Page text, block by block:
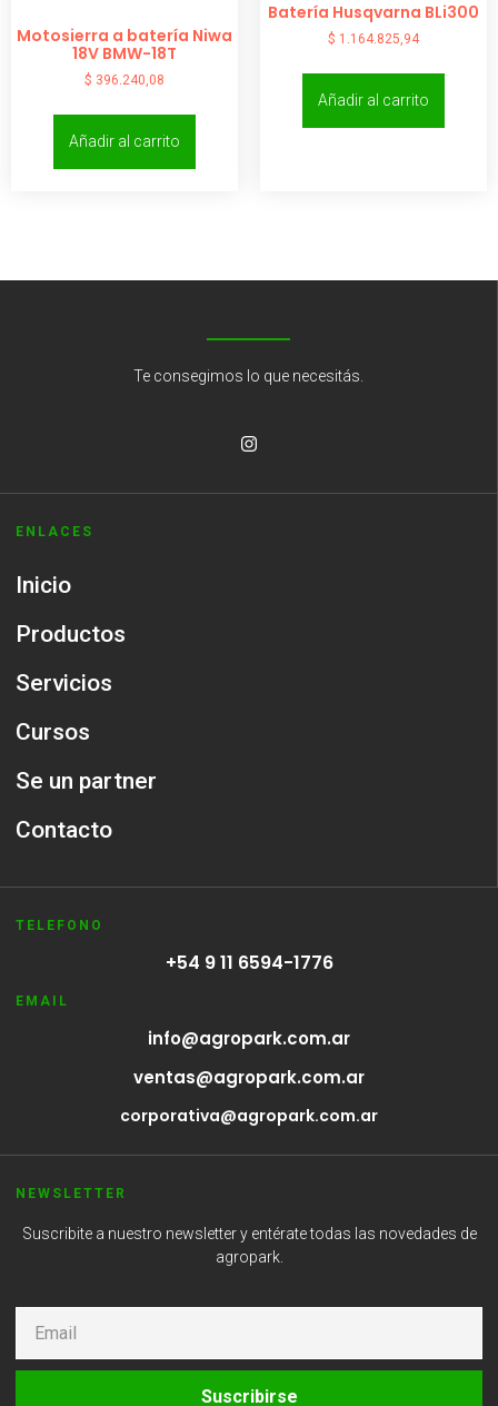
Motosierra a batería Niwa
18V BMW-18T
$ 396.240,08
Añadir al carrito
Batería Husqvarna BLi300
$ 1.164.825,94
Añadir al carrito
Te consegimos lo que necesitás.
ENLACES
Inicio
Productos
Servicios
Cursos
Se un partner
Contacto
TELEFONO
+54 9 11 6594-1776
EMAIL
info@agropark.com.ar
ventas@agropark.com.ar
corporativa@agropark.com.ar
NEWSLETTER
Suscribite a nuestro newsletter y entérate todas las novedades de
agropark.
Suscribirse